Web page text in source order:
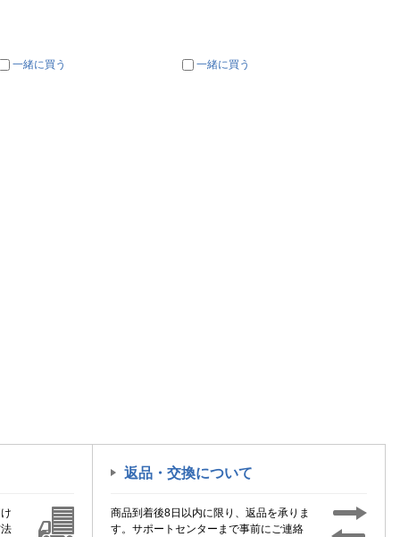
一緒に買う 一緒に買う
返品・交換について
商品到着後8日以内に限り、返品を承りま
す。サポートセンターまで事前にご連絡